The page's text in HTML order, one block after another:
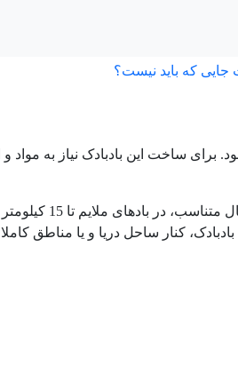
که باید نیست؟
ساخت این بادبادک نیاز به مواد و
شکلی که دارد همین
کنار ساحل دریا و یا مناطق